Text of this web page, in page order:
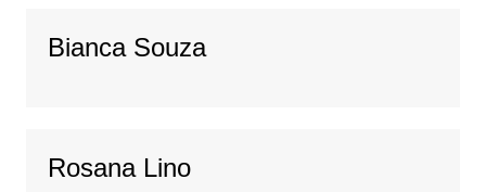
Bianca Souza
Rosana Lino